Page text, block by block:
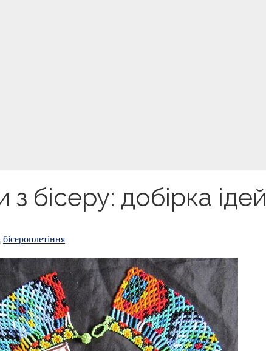
з бісеру: добірка ідей
,бісероплетіння